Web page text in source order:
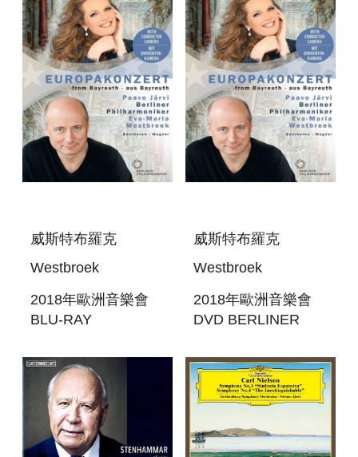
& HAYDN
VARIATIONS
威斯特布羅克
Westbroek
2018年歐洲音樂會
BLU-RAY
PHILHARMONIKER
EUROPAKONZERT
2018 BD
威斯特布羅克
Westbroek
2018年歐洲音樂會
DVD BERLINER
EUROPAKONZERT
2018 DVD